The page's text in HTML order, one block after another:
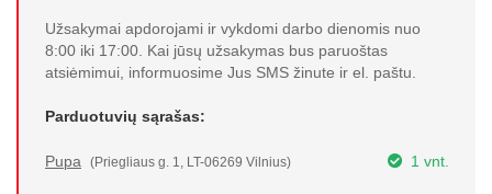
Užsakymai apdorojami ir vykdomi darbo dienomis nuo
8:00 iki 17:00. Kai jūsų užsakymas bus paruoštas
atsiėmimui, informuosime Jus SMS žinute ir el. paštu.
Parduotuvių sąrašas:
Pupa (Priegliaus g. 1, LT-06269 Vilnius) 1 vnt.